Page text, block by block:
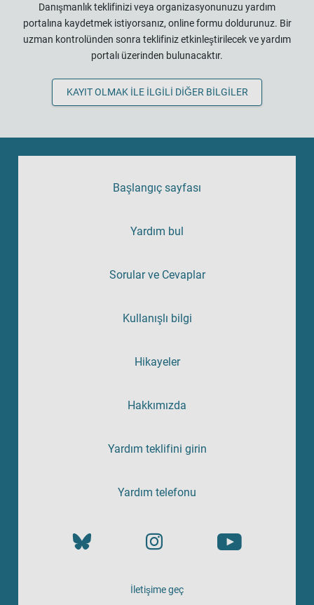
Danışmanlık teklifinizi veya organizasyonunuzu yardım
portalına kaydetmek istiyorsanız, online formu doldurunuz. Bir
uzman kontrolünden sonra teklifiniz etkinleştirilecek ve yardım
portalı üzerinden bulunacaktır.
KAYIT OLMAK ILE ILGILI DIĞER BILGILER
Başlangıç sayfası
Yardım bul
Sorular ve Cevaplar
Kullanışlı bilgi
Hikayeler
Hakkımızda
Yardım teklifini girin
Yardım telefonu
İletişime geç